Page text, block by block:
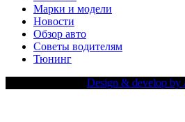
Марки и модели
Новости
Обзор авто
Советы водителям
Тюнинг
Design & develop by